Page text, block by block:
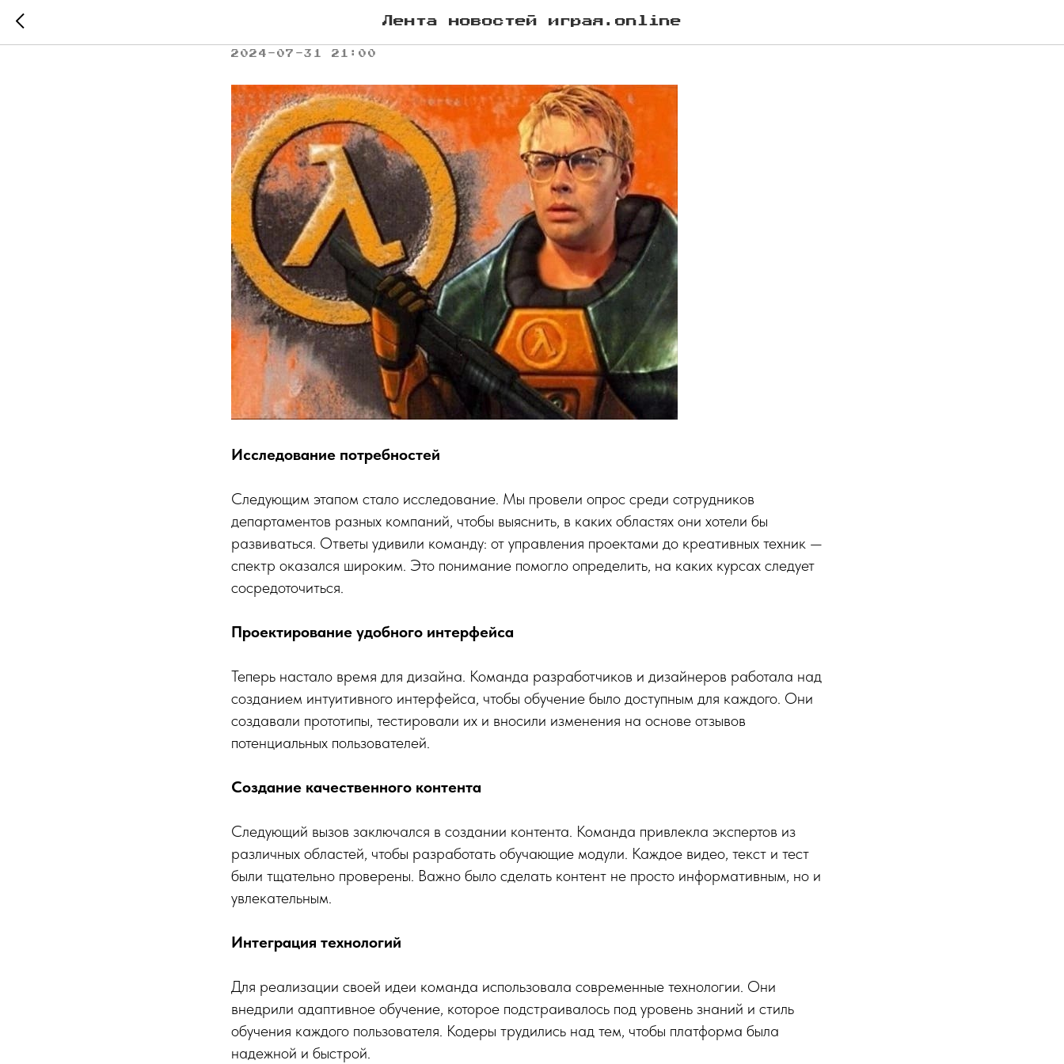
Лента новостей играя.online
Производство
2024-07-31 21:00
Исследование потребностей
Следующим этапом стало исследование. Мы провели опрос среди сотрудников
департаментов разных компаний, чтобы выяснить, в каких областях они хотели бы
развиваться. Ответы удивили команду: от управления проектами до креативных техник —
спектр оказался широким. Это понимание помогло определить, на каких курсах следует
сосредоточиться.
Проектирование удобного интерфейса
Теперь настало время для дизайна. Команда разработчиков и дизайнеров работала над
созданием интуитивного интерфейса, чтобы обучение было доступным для каждого. Они
создавали прототипы, тестировали их и вносили изменения на основе отзывов
потенциальных пользователей.
Создание качественного контента
Следующий вызов заключался в создании контента. Команда привлекла экспертов из
различных областей, чтобы разработать обучающие модули. Каждое видео, текст и тест
были тщательно проверены. Важно было сделать контент не просто информативным, но и
увлекательным.
Интеграция технологий
Для реализации своей идеи команда использовала современные технологии. Они
внедрили адаптивное обучение, которое подстраивалось под уровень знаний и стиль
обучения каждого пользователя. Кодеры трудились над тем, чтобы платформа была
надежной и быстрой.